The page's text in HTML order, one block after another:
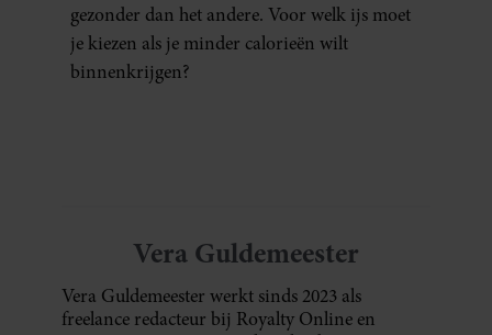
gezonder dan het andere. Voor welk ijs moet
je kiezen als je minder calorieën wilt
binnenkrijgen?
Vera Guldemeester
Vera Guldemeester werkt sinds 2023 als
freelance redacteur bij Royalty Online en